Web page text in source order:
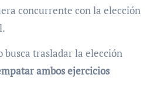
concurrente con la elección
busca trasladar la elección
ambos ejercicios